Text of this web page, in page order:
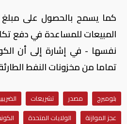
المبيعات للمساعدة في دفع
نفسها - في إشارة إلى أن
تماما من مخزونات النفط
بلومبرج مصدر تشريعات
عجز الموازنة
الولايات المتحدة